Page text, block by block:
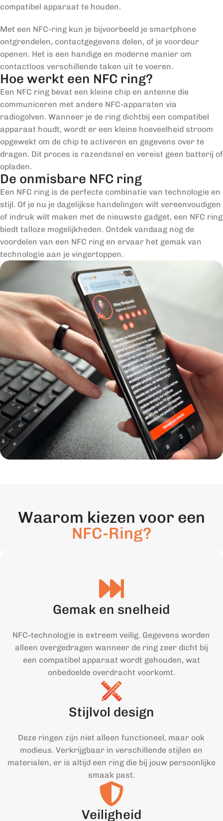
compatibel apparaat te houden.
Met een NFC-ring kun je bijvoorbeeld je smartphone
ontgrendelen, contactgegevens delen, of je voordeur
openen. Het is een handige en moderne manier om
contactloos verschillende taken uit te voeren.
Hoe werkt een NFC ring?
Een NFC ring bevat een kleine chip en antenne die
communiceren met andere NFC-apparaten via
radiogolven. Wanneer je de ring dichtbij een compatibel
apparaat houdt, wordt er een kleine hoeveelheid stroom
opgewekt om de chip te activeren en gegevens over te
dragen. Dit proces is razendsnel en vereist geen batterij of
opladen.
De onmisbare NFC ring
Een NFC ring is de perfecte combinatie van technologie en
stijl. Of je nu je dagelijkse handelingen wilt vereenvoudigen
of indruk wilt maken met de nieuwste gadget, een NFC ring
biedt talloze mogelijkheden. Ontdek vandaag nog de
voordelen van een NFC ring en ervaar het gemak van
technologie aan je vingertoppen.
Waarom kiezen voor een
NFC-Ring?
Gemak en snelheid
NFC-technologie is extreem veilig. Gegevens worden
alleen overgedragen wanneer de ring zeer dicht bij
een compatibel apparaat wordt gehouden, wat
onbedoelde overdracht voorkomt.
Stijlvol design
Deze ringen zijn niet alleen functioneel, maar ook
modieus. Verkrijgbaar in verschillende stijlen en
materialen, er is altijd een ring die bij jouw persoonlijke
smaak past.
Veiligheid